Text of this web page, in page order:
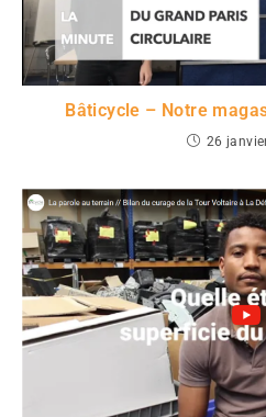
Bâticycle – Notre
26